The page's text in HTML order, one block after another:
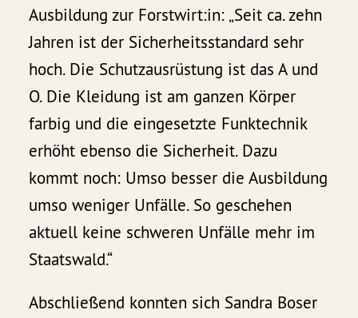
Ausbildung zur Forstwirt:in: „Seit ca. zehn
Jahren ist der Sicherheitsstandard sehr
hoch. Die Schutzausrüstung ist das A und
O. Die Kleidung ist am ganzen Körper
farbig und die eingesetzte Funktechnik
erhöht ebenso die Sicherheit. Dazu
kommt noch: Umso besser die Ausbildung
umso weniger Unfälle. So geschehen
aktuell keine schweren Unfälle mehr im
Staatswald.“
Abschließend konnten sich Sandra Boser